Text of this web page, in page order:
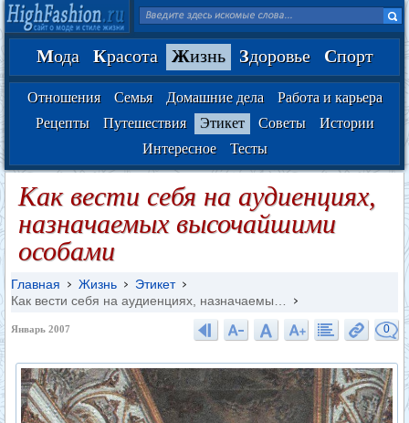
Мода Красота Жизнь Здоровье Спорт
Отношения Семья Домашние дела
Работа и карьера
Рецепты
Путешествия Этикет Советы
Истории
Интересное
Тесты
Как вести себя на аудиенциях,
назначаемых высочайшими
особами
Главная Жизнь
Этикет
Как вести себя на аудиенциях, назначаемы…
Январь 2007 0